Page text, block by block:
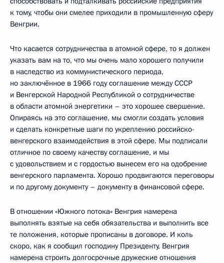
к тому, чтобы они смелее приходили в промышленную сферу
Венгрии.
Что касается сотрудничества в атомной сфере, то я должен
указать вам на то, что мы очень мало хорошего получили
в наследство из коммунистического периода,
но заключённое в 1966 году соглашение между СССР
и Венгерской Народной Республикой о сотрудничестве
в области атомной энергетики – это хорошее свершение.
Опираясь на это соглашение, мы смогли создать условия
и сделать конкретные шаги по укреплению российско-
венгерского взаимодействия в этой сфере. Мы подписали
отличное по своему качеству соглашение, и мы
с удовольствием и с гордостью вынесем его на одобрение
венгерского парламента. Хорошо продвигаются переговоры
и по другому документу – документу в финансовой сфере.
В отношении «Южного потока» Венгрия намерена
выполнять взятые на себя обязательства и выполнить все
те положения, которые прописаны в договоре. И коль
скоро, как я сообщил господину Президенту, Венгрия
намерена строить долгосрочные дружеские отношения